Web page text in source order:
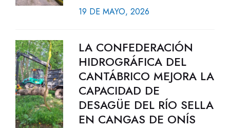
19 DE MAYO, 2026
LA CONFEDERACIÓN
HIDROGRÁFICA DEL
CANTÁBRICO MEJORA LA
CAPACIDAD DE
DESAGÜE DEL RÍO SELLA
EN CANGAS DE ONÍS